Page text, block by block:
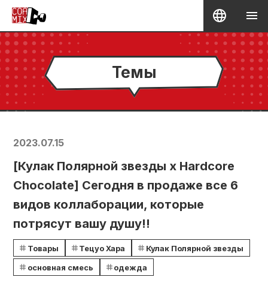
Темы
2023.07.15
[Кулак Полярной звезды x Hardcore
Chocolate] Сегодня в продаже все 6
видов коллаборации, которые
потрясут вашу душу!!
Товары Тецуо Хара
Кулак Полярной звезды
основная смесь
одежда